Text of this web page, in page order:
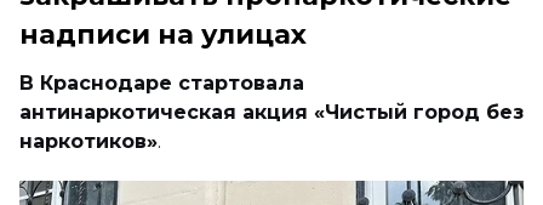
надписи на улицах
В Краснодаре стартовала
антинаркотическая акция «Чистый город без
наркотиков».